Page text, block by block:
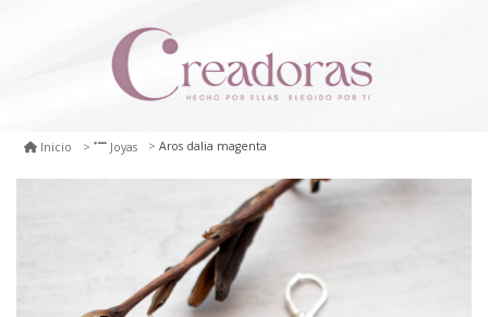
Inicio Joyas Aros dalia magenta